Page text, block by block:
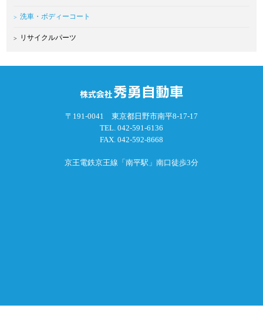
洗車・ボディーコート
リサイクルパーツ
〒191-0041 東京都日野市南平8-17-17
TEL. 042-591-6136
FAX. 042-592-8668
京王電鉄京王線「南平駅」南口徒歩3分